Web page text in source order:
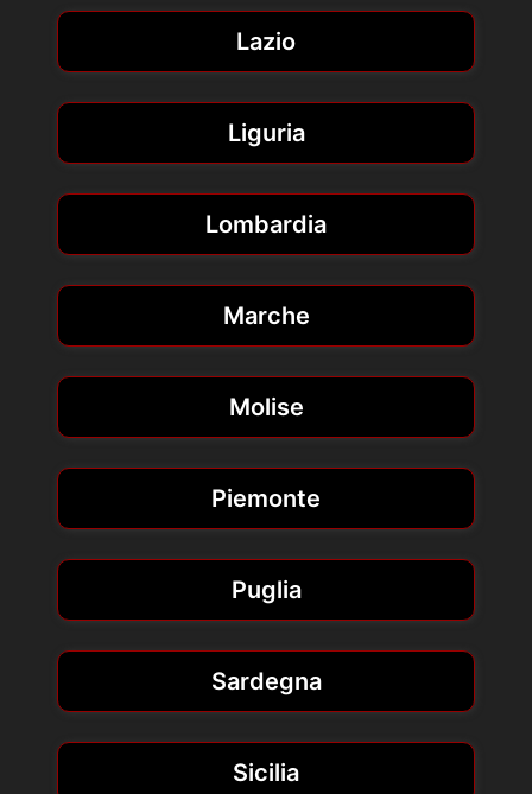
Lazio
Liguria
Lombardia
Marche
Molise
Piemonte
Puglia
Sardegna
Sicilia